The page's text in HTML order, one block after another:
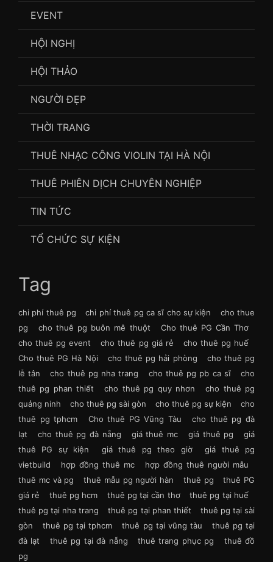
EVENT
HỘI NGHỊ
HỘI THẢO
NGƯỜI ĐẸP
THỜI TRANG
THUÊ NHẠC CÔNG VIOLIN TẠI HÀ NỘI
THUÊ PHIÊN DỊCH CHUYÊN NGHIỆP
TIN TỨC
TỔ CHỨC SỰ KIỆN
Tag
chi phí thuê pg chi phí thuê pg ca sĩ cho sự kiện
cho thue
pg
cho thuê pg buôn mê thuột
Cho thuê PG Cần Thơ
cho thuê pg event
cho thuê pg giá rẻ
cho thuê pg huế
Cho thuê PG Hà Nội
cho thuê pg hải phòng
cho thuê pg
lễ tân
cho thuê pg nha trang cho thuê pg pb ca sĩ
cho
thuê pg phan thiết
cho thuê pg quy nhơn
cho thuê pg
quảng ninh
cho thuê pg sài gòn cho thuê pg sự kiện
cho
thuê pg tphcm
Cho thuê PG Vũng Tàu
cho thuê pg đà
lạt
cho thuê pg đà nẵng giá thuê mc giá thuê pg
giá
thuê PG sự kiện
giá thuê pg theo giờ
giá thuê pg
vietbuild
hợp đồng thuê mc
hợp đồng thuê người mẫu
thuê mc và pg
thuê mẫu pg người hàn thuê pg
thuê PG
giá rẻ
thuê pg hcm thuê pg tại cần thơ
thuê pg tại huế
thuê pg tại nha trang
thuê pg tại phan thiết
thuê pg tại sài
gòn
thuê pg tại tphcm thuê pg tại vũng tàu
thuê pg tại
đà lạt
thuê pg tại đà nẵng thuê trang phục pg
thuê đồ
pg